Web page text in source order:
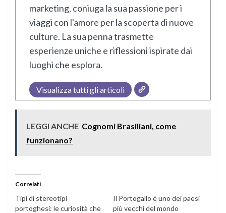
marketing, coniuga la sua passione per i
viaggi con l'amore per la scoperta di nuove
culture. La sua penna trasmette
esperienze uniche e riflessioni ispirate dai
luoghi che esplora.
Visualizza tutti gli articoli
LEGGI ANCHE Cognomi Brasiliani, come
funzionano?
Correlati
Tipi di stereotipi
portoghesi: le curiosità che
Il Portogallo é uno dei paesi
più vecchi del mondo